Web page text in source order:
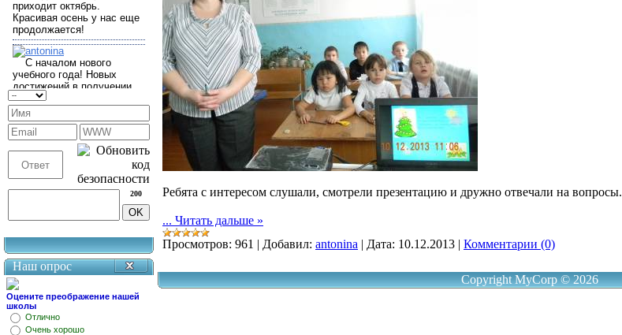
200
Наш опрос
Оцените преображение нашей
школы
Отлично
Очень хорошо
Ребята с интересом слушали, смотрели презентацию и дружно отвечали на вопросы.
... Читать дальше »
Просмотров: 961 | Добавил: antonina | Дата: 10.12.2013 | Комментарии (0)
Copyright MyCorp © 2026